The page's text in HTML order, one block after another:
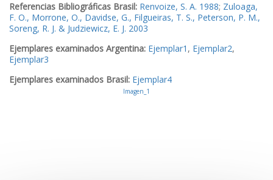
Referencias Bibliográficas Brasil: Renvoize, S. A. 1988; Zuloaga,
F. O., Morrone, O., Davidse, G., Filgueiras, T. S., Peterson, P. M.,
Soreng, R. J. & Judziewicz, E. J. 2003
Ejemplares examinados Argentina: Ejemplar1 , Ejemplar2,
Ejemplar3
Ejemplares examinados Brasil: Ejemplar4
Imagen_1